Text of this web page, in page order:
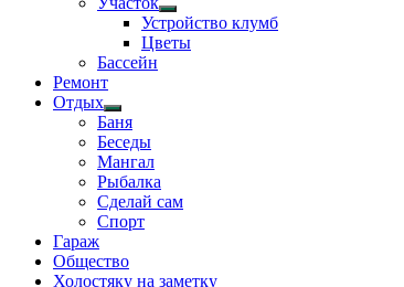
Показать
подменю
Устройство клумб
Цветы
Бассейн
Ремонт
Отдых
Показать
подменю
Баня
Беседы
Мангал
Рыбалка
Сделай сам
Спорт
Гараж
Общество
Холостяку на заметку